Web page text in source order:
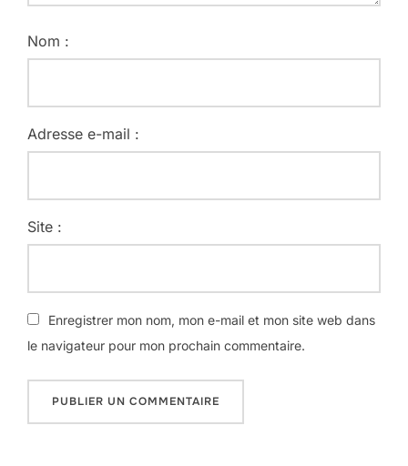
Nom :
Adresse e-mail :
Site :
Enregistrer mon nom, mon e-mail et mon site web dans
le navigateur pour mon prochain commentaire.